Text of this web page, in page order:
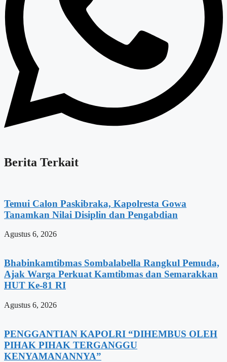
Berita Terkait
Temui Calon Paskibraka, Kapolresta Gowa
Tanamkan Nilai Disiplin dan Pengabdian
Agustus 6, 2026
Bhabinkamtibmas Sombalabella Rangkul Pemuda,
Ajak Warga Perkuat Kamtibmas dan Semarakkan
HUT Ke-81 RI
Agustus 6, 2026
PENGGANTIAN KAPOLRI “DIHEMBUS OLEH
PIHAK PIHAK TERGANGGU
KENYAMANANNYA”